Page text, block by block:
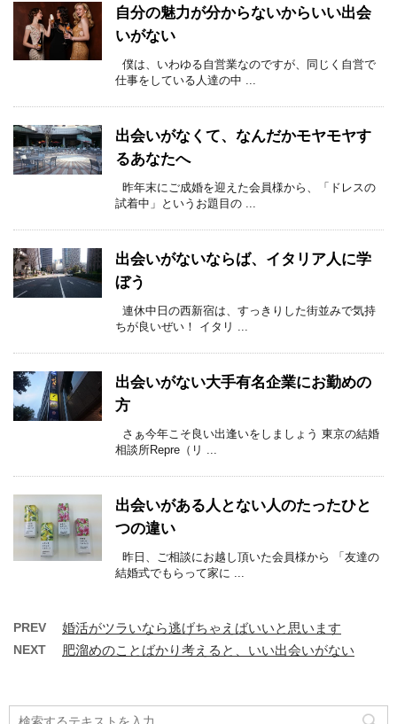
自分の魅力が分からないからいい出会
いがない
僕は、いわゆる自営業なのですが、同じく自営で
仕事をしている人達の中 ...
出会いがなくて、なんだかモヤモヤす
るあなたへ
昨年末にご成婚を迎えた会員様から、「ドレスの
試着中」というお題目の ...
出会いがないならば、イタリア人に学
ぼう
連休中日の西新宿は、すっきりした街並みで気持
ちが良いぜい！ イタリ ...
出会いがない大手有名企業にお勤めの
方
さぁ今年こそ良い出逢いをしましょう 東京の結婚
相談所Repre（リ ...
出会いがある人とない人のたったひと
つの違い
昨日、ご相談にお越し頂いた会員様から 「友達の
結婚式でもらって家に ...
PREV 婚活がツラいなら逃げちゃえばいいと思います
NEXT 肥溜めのことばかり考えると、いい出会いがない